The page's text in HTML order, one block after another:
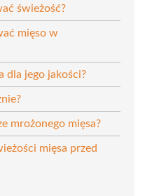
świeżość?
mięso w
dla jego jakości?
mrożonego mięsa?
mięsa przed